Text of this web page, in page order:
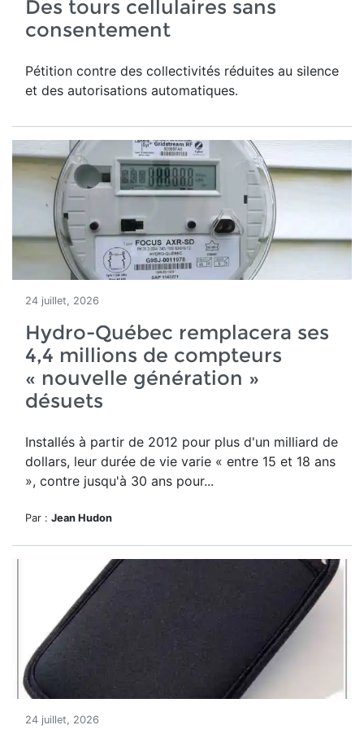
Des tours cellulaires sans
consentement
Pétition contre des collectivités réduites au silence
et des autorisations automatiques.
24 juillet, 2026
Hydro-Québec remplacera ses
4,4 millions de compteurs
« nouvelle génération »
désuets
Installés à partir de 2012 pour plus d'un milliard de
dollars, leur durée de vie varie « entre 15 et 18 ans
», contre jusqu'à 30 ans pour...
Par : Jean Hudon
24 juillet, 2026